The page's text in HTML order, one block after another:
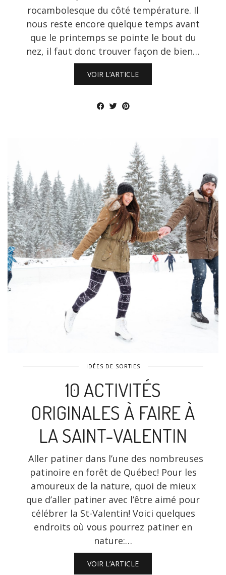
rocambolesque du côté température. Il
nous reste encore quelque temps avant
que le printemps se pointe le bout du
nez, il faut donc trouver façon de bien…
VOIR L’ARTICLE
IDÉES DE SORTIES
10 ACTIVITÉS
ORIGINALES À FAIRE À
LA SAINT-VALENTIN
Aller patiner dans l’une des nombreuses
patinoire en forêt de Québec! Pour les
amoureux de la nature, quoi de mieux
que d’aller patiner avec l’être aimé pour
célébrer la St-Valentin! Voici quelques
endroits où vous pourrez patiner en
nature:…
VOIR L’ARTICLE